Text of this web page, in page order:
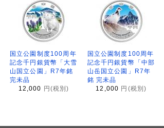
国立公園制度100周年
記念千円銀貨幣「大雪
山国立公園」R7年銘
完未品
12,000
円(税別)
国立公園制度100周年
記念千円銀貨幣「中部
山岳国立公園」R7年
銘 完未品
12,000 円(税別)